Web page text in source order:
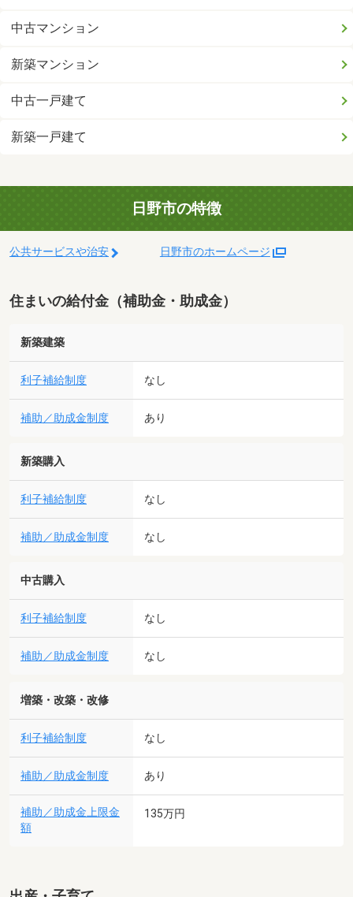
中古マンション
新築マンション
中古一戸建て
新築一戸建て
日野市の特徴
公共サービスや治安 日野市のホームページ
住まいの給付金（補助金・助成金）
新築建築
利子補給制度 なし
補助／助成金制度 あり
新築購入
利子補給制度 なし
補助／助成金制度 なし
中古購入
利子補給制度 なし
補助／助成金制度 なし
増築・改築・改修
利子補給制度 なし
補助／助成金制度 あり
補助／助成金上限金
額
135万円